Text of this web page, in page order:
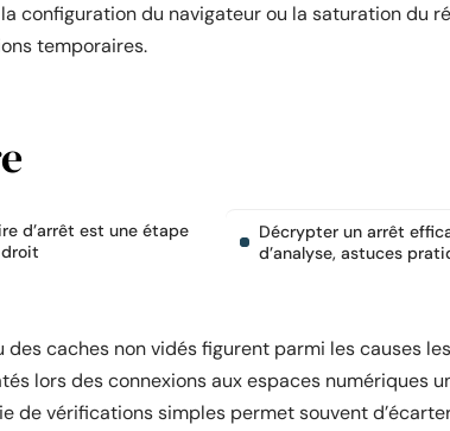
configuration du navigateur ou la saturation du
temporaires.
d’arrêt est une étape
Décrypter un arrêt
d’analyse, astuces
des caches non vidés figurent parmi les causes
lors des connexions aux espaces numériques
de vérifications simples permet souvent